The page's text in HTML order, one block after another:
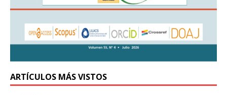
ARTÍCULOS MÁS VISTOS